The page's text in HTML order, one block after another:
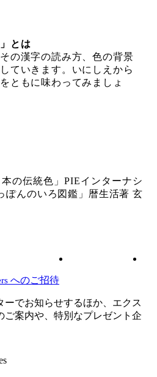
とは
の漢字の読み方、色の背景
ていきます。いにしえから
ともに味わってみましょ
の伝統色」PIEインターナシ
ぽんのいろ図鑑」暦生活著 玄
へのご招待
ーでお知らせするほか、エクス
ご案内や、特別なプレゼント企